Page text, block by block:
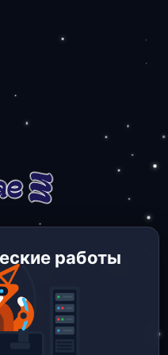
работы